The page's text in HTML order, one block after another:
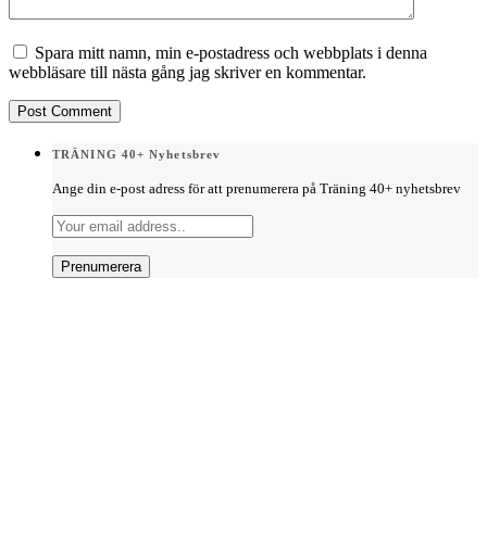
Spara mitt namn, min e-postadress och webbplats i denna
webbläsare till nästa gång jag skriver en kommentar.
TRÄNING 40+ Nyhetsbrev
Ange din e-post adress för att prenumerera på Träning 40+ nyhetsbrev